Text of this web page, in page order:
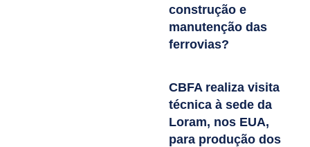
construção e
manutenção das
ferrovias?
CBFA realiza visita
técnica à sede da
Loram, nos EUA,
para produção dos